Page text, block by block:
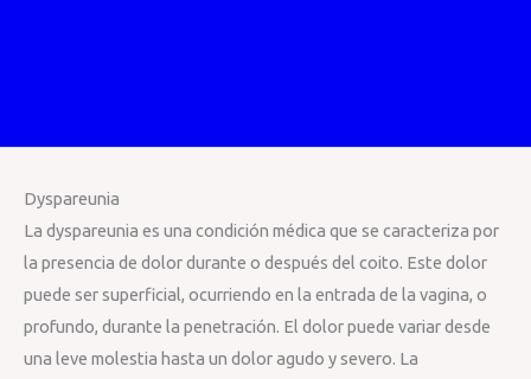
Dyspareunia
La dyspareunia es una condición médica que se caracteriza por
la presencia de dolor durante o después del coito. Este dolor
puede ser superficial, ocurriendo en la entrada de la vagina, o
profundo, durante la penetración. El dolor puede variar desde
una leve molestia hasta un dolor agudo y severo. La